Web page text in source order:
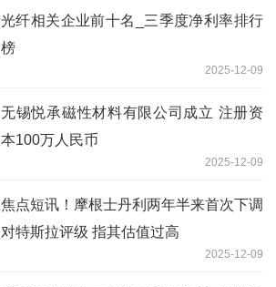
光纤相关企业前十名_三季度净利率排行
榜
2025-12-09
无锡悦承磁性材料有限公司成立 注册资
本100万人民币
2025-12-09
焦点短讯！摩根士丹利两年半来首次下调
对特斯拉评级 指其估值过高
2025-12-09